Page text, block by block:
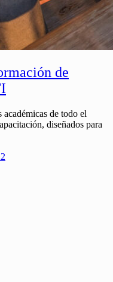
de
de todo el
diseñados para